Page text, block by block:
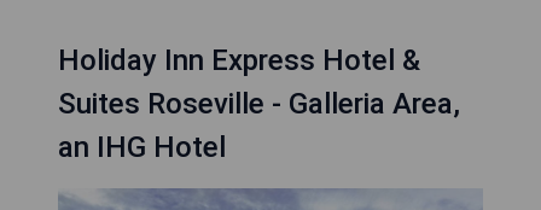
Holiday Inn Express Hotel &
Suites Roseville - Galleria Area,
an IHG Hotel